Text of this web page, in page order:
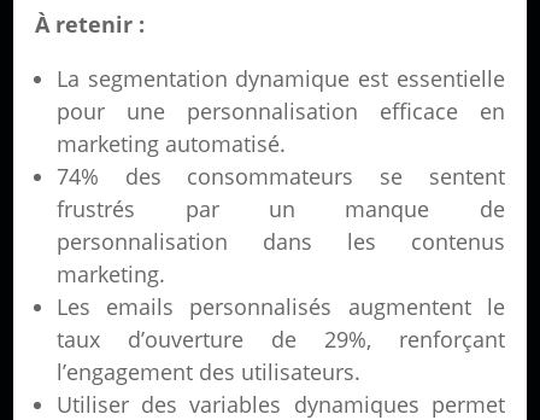
À retenir :
La segmentation dynamique est essentielle
pour une personnalisation efficace en
marketing automatisé.
74% des consommateurs se sentent
frustrés par un manque de
personnalisation dans les contenus
marketing.
Les emails personnalisés augmentent le
taux d’ouverture de 29%, renforçant
l’engagement des utilisateurs.
Utiliser des variables dynamiques permet